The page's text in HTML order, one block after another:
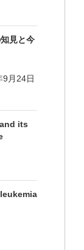
見と今
月24日
its